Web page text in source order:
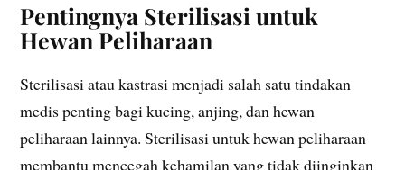
Pentingnya Sterilisasi untuk
Hewan Peliharaan
Sterilisasi atau kastrasi menjadi salah satu tindakan
medis penting bagi kucing, anjing, dan hewan
peliharaan lainnya. Sterilisasi untuk hewan peliharaan
membantu mencegah kehamilan yang tidak diinginkan